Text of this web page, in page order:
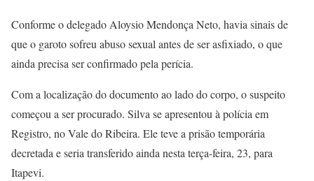
Conforme o delegado Aloysio Mendonça Neto, havia sinais de
que o garoto sofreu abuso sexual antes de ser asfixiado, o que
ainda precisa ser confirmado pela perícia.
Com a localização do documento ao lado do corpo, o suspeito
começou a ser procurado. Silva se apresentou à polícia em
Registro, no Vale do Ribeira. Ele teve a prisão temporária
decretada e seria transferido ainda nesta terça-feira, 23, para
Itapevi.